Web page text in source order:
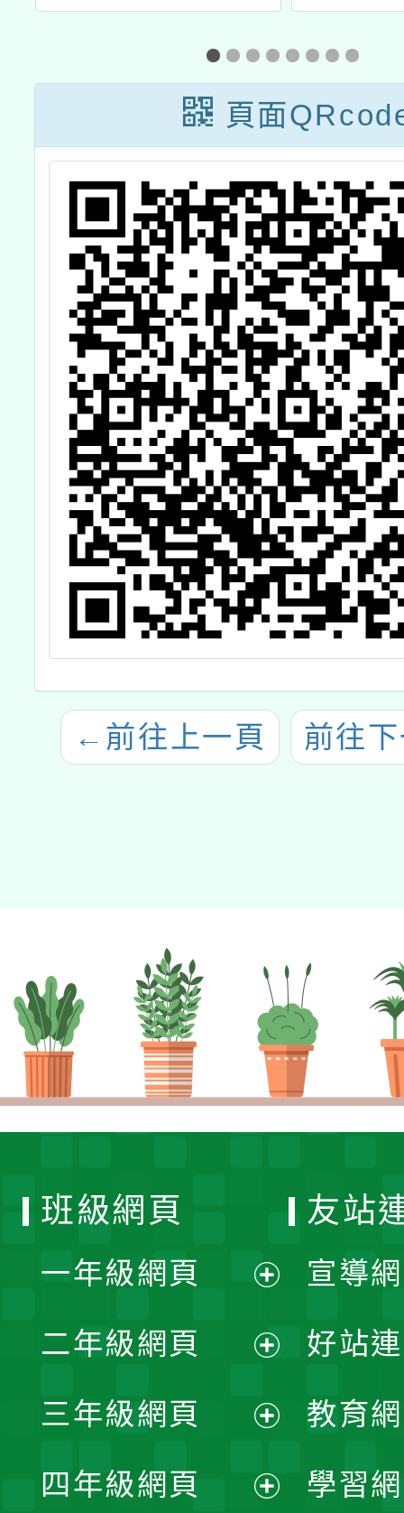
第13屆徵選簡章
訊息發布
營活
頁面
← 前往上一頁 前往
班級網頁
一年級網頁
開
選
單
二年級網頁
開
選
三年級網頁
四年級網頁
友站
宣導
好站
教育
學習